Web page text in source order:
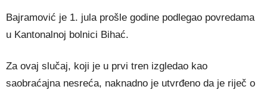
Bajramović je 1. jula prošle godine podlegao povredama
u Kantonalnoj bolnici Bihać.
Za ovaj slučaj, koji je u prvi tren izgledao kao
saobraćajna nesreća, naknadno je utvrđeno da je riječ o